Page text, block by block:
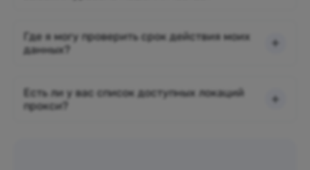
Где я могу проверить срок действия моих
данных?
Есть ли у вас список доступных локаций
прокси?